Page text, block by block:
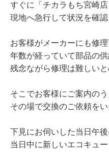
すぐに「チカラもち宮崎店
現地へ急行して状況を確認
お客様がメーカーにも修
年数が経っていて部品の供
残念ながら修理は難しいと
そこでお客様にご案内のう
その場で交換のご依頼を
下見にお伺いした当日午後
当日中に新しいエコキュ